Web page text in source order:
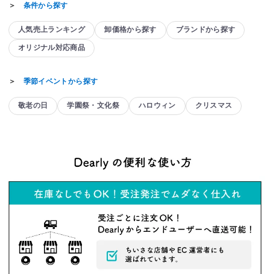
＞ 条件から探す
人気売上ランキング 卸価格から探す ブランドから探す
オリジナル対応商品
＞ 季節イベントから探す
敬老の日 学園祭・文化祭 ハロウィン クリスマス